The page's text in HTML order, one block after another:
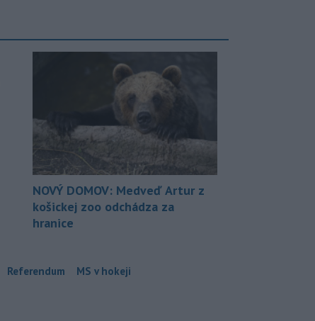
NOVÝ DOMOV: Medveď Artur z
košickej zoo odchádza za
hranice
Referendum MS v hokeji